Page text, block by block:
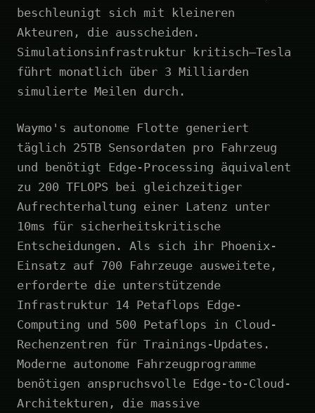
beschleunigt sich mit kleineren
Akteuren, die ausscheiden.
Simulationsinfrastruktur kritisch—Tesla
führt monatlich über 3 Milliarden
simulierte Meilen durch.
Waymo's autonome Flotte generiert
täglich 25TB Sensordaten pro Fahrzeug
und benötigt Edge-Processing äquivalent
zu 200 TFLOPS bei gleichzeitiger
Aufrechterhaltung einer Latenz unter
10ms für sicherheitskritische
Entscheidungen. Als sich ihr Phoenix-
Einsatz auf 700 Fahrzeuge ausweitete,
erforderte die unterstützende
Infrastruktur 14 Petaflops Edge-
Computing und 500 Petaflops in Cloud-
Rechenzentren für Trainings-Updates.
Moderne autonome Fahrzeugprogramme
benötigen anspruchsvolle Edge-to-Cloud-
Architekturen, die massive